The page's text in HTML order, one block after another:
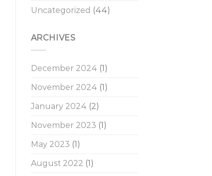
Uncategorized (44)
ARCHIVES
December 2024 (1)
November 2024 (1)
January 2024 (2)
November 2023 (1)
May 2023 (1)
August 2022 (1)